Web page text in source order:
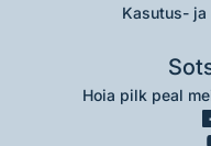
Kasutus-
Hoia pilk peal